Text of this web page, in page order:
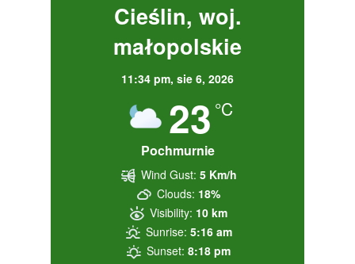
Cieślin, woj.
małopolskie
11:34 pm, sie 6, 2026
23 °C
Pochmurnie
Wind Gust: 5 Km/h
Clouds: 18%
Visibility: 10 km
Sunrise: 5:16 am
Sunset: 8:18 pm